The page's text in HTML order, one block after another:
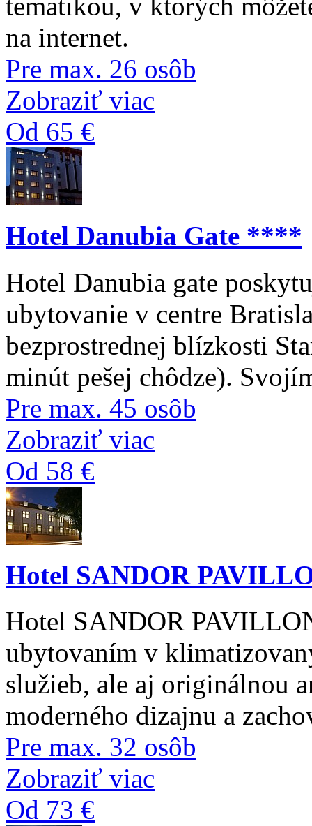
na internet.
Pre max. 26 osôb
Zobraziť viac
Od 65 €
Hotel Danubia Gate ****
Hotel Danubia gate
ubytovanie v centre
bezprostrednej blízkosti
minút pešej chôdze).
Pre max. 45 osôb
Zobraziť viac
Od 58 €
Hotel SANDOR
Hotel SANDOR
ubytovaním v
služieb, ale aj originálnou
moderného dizajnu a
Pre max. 32 osôb
Zobraziť viac
Od 73 €